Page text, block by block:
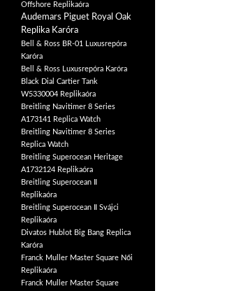
Offshore Replikaóra
Audemars Piguet Royal Oak
Replika Karóra
Bell & Ross BR-01 Luxusrepóra
Karóra
Bell & Ross Luxusrepóra Karóra
Black Dial Cartier Tank
W5330004 Replikaóra
Breitling Navitimer 8 Series
A173141 Replica Watch
Breitling Navitimer 8 Series
Replica Watch
Breitling Superocean Heritage
A1732124 Replikaóra
Breitling Superocean Ⅱ
Replikaóra
Breitling Superocean Ⅱ Svájci
Replikaóra
Divatos Hublot Big Bang Replica
Karóra
Franck Muller Master Square Női
Replikaóra
Franck Muller Master Square